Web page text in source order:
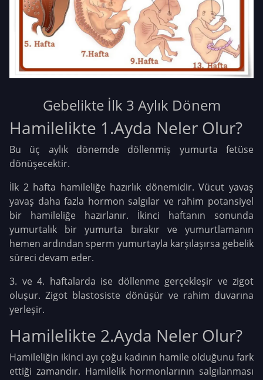
Gebelikte İlk 3 Aylık Dönem
Hamilelikte 1.Ayda Neler Olur?
Bu üç aylık dönemde döllenmiş yumurta fetüse
dönüşecektir.
İlk 2 hafta hamileliğe hazırlık dönemidir. Vücut yavaş
yavaş daha fazla hormon salgılar ve rahim potansiyel
bir hamileliğe hazırlanır. İkinci haftanın sonunda
yumurtalık bir yumurta bırakır ve yumurtlamanın
hemen ardından sperm yumurtayla karşılaşırsa gebelik
süreci devam eder.
3. ve 4. haftalarda ise döllenme gerçekleşir ve zigot
oluşur. Zigot blastosiste dönüşür ve rahim duvarına
yerleşir.
Hamilelikte 2.Ayda Neler Olur?
Hamileliğin ikinci ayı çoğu kadının hamile olduğunu fark
ettiği zamandır. Hamilelik hormonlarının salgılanması